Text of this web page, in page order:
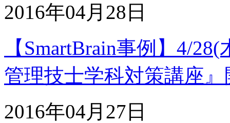
2016年04月28日
【SmartBrain事例】4/
管理技士学科対策講座』
2016年04月27日